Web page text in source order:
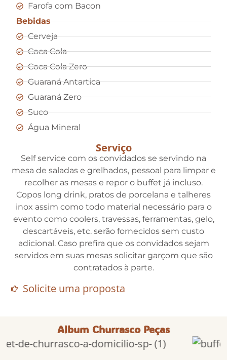
Farofa com Bacon
Bebidas
Cerveja
Coca Cola
Coca Cola Zero
Guaraná Antartica
Guaraná Zero
Suco
Água Mineral
Serviço
Self service com os convidados se servindo na
mesa de saladas e grelhados, pessoal para limpar e
recolher as mesas e repor o buffet já incluso.
Copos long drink, pratos de porcelana e talheres
inox assim como todo material necessário para o
evento como coolers, travessas, ferramentas, gelo,
descartáveis, etc. serão fornecidos sem custo
adicional. Caso prefira que os convidados sejam
servidos em suas mesas solicitar garçom que são
contratados à parte.
Solicite uma proposta
Album Churrasco Peças